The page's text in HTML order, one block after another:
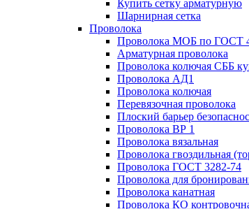
Купить сетку арматурную
Шарнирная сетка
Проволока
Проволока МОБ по ГОСТ
Арматурная проволока
Проволока колючая СББ
Проволока АД1
Проволока колючая
Перевязочная проволока
Плоский барьер
Проволока ВР 1
Проволока вязальная
Проволока гвоздильная
Проволока ГОСТ 3282-74
Проволока для
Проволока канатная
Проволока КО